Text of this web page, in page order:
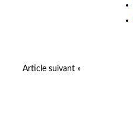
Article suivant »